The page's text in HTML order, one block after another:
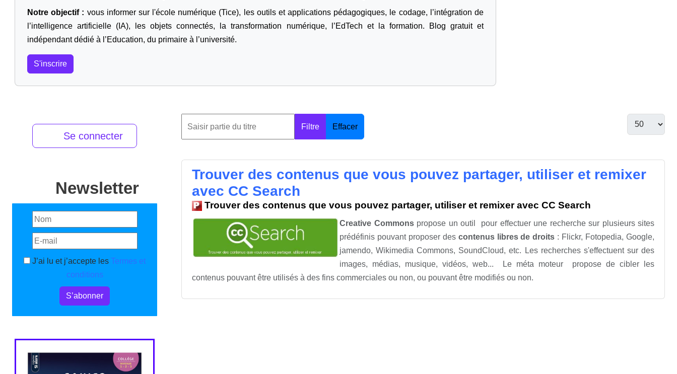
Notre objectif : vous informer sur l'école numérique (Tice), les outils et applications pédagogiques, le codage,
l’intégration de
l’intelligence artificielle (IA), les objets connectés, la transformation numérique, l’EdTech et la formation. Blog gratuit et
indépendant dédié à l’Education, du primaire à l’université.
S'inscrire
Se connecter
Newsletter
J’ai lu et j’accepte les Termes et
conditions
S’abonner
Filtre Effacer
Trouver des contenus que vous pouvez partager, utiliser et remixer
avec CC Search
Trouver des contenus que vous pouvez partager, utiliser et remixer avec CC Search
Creative Commonspropose un outil pour effectuer une recherche sur plusieurs sites
prédéfinis pouvant proposer des contenus libres de droits : Flickr, Fotopedia, Google,
jamendo, Wikimedia Commons, SoundCloud, etc. Les recherches s'effectuent sur des
images, médias, musique, vidéos, web... Le méta moteur propose de cibler les
contenus pouvant être utilisés à des fins commerciales ou non, ou pouvant être modifiés ou non.